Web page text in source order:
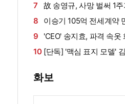
보 사연에 "빠지면 안 될까
7
故 송영규, 사망 벌써 1
묵직한 존재감
8
이승기 105억 전세계약
보증금 안 주면 법적 조치"
9
'CEO' 송지효, 파격 속옷
라인 모두 '퍼펙트'
10 [단독] '맥심 표지 모델'
화보